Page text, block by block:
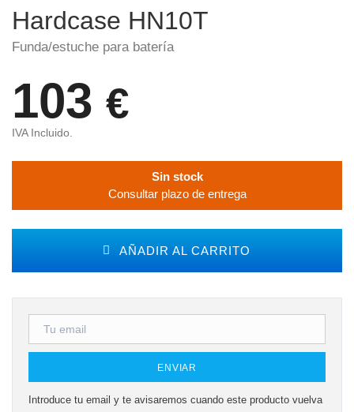
Hardcase HN10T
Funda/estuche para batería
103 €
IVA Incluido.
Sin stock
Consultar plazo de entrega
AÑADIR AL CARRITO
ENVIAR
Introduce tu email y te avisaremos cuando este producto vuelva